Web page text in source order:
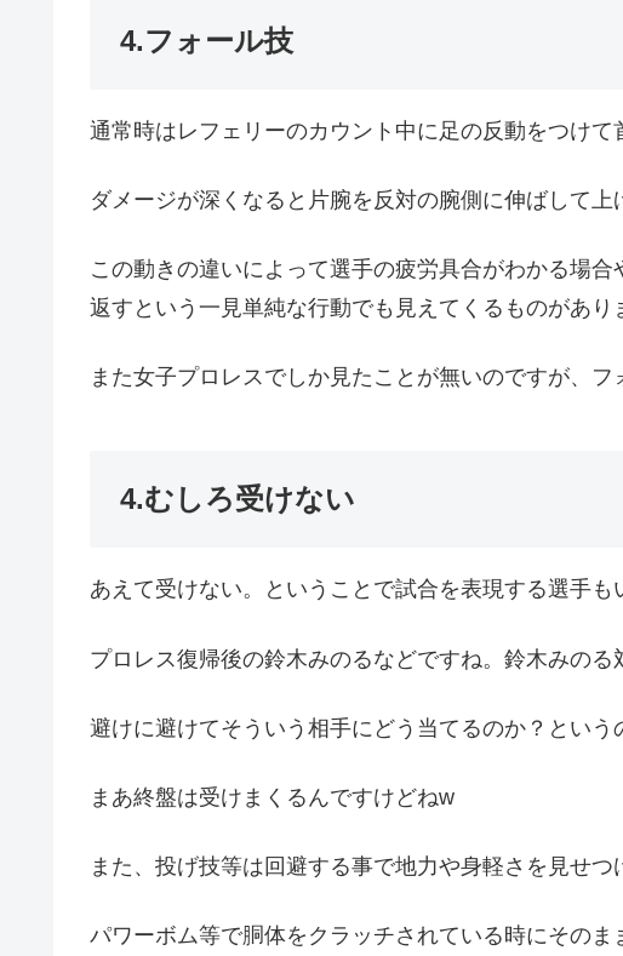
4.フォール技
通常時はレフェリーのカウント中に足の反動をつけて
ダメージが深くなると片腕を反対の腕側に伸ばして上
この動きの違いによって選手の疲労具合がわかる場
返すという一見単純な行動でも見えてくるものがあり
また女子プロレスでしか見たことが無いのですが、
4.むしろ受けない
あえて受けない。ということで試合を表現する選手も
プロレス復帰後の鈴木みのるなどですね。鈴木みのる
避けに避けてそういう相手にどう当てるのか？という
まあ終盤は受けまくるんですけどねw
また、投げ技等は回避する事で地力や身軽さを見せつ
パワーボム等で胴体をクラッチされている時にその